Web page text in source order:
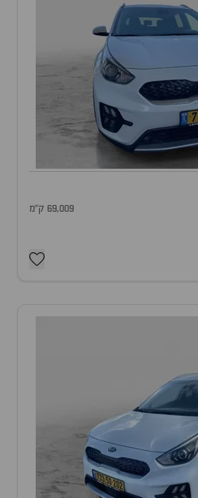
69,009 ק"מ